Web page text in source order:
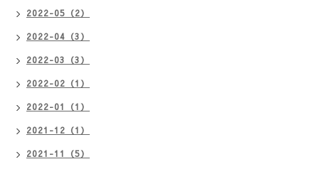
2022-05（2）
2022-04（3）
2022-03（3）
2022-02（1）
2022-01（1）
2021-12（1）
2021-11（5）